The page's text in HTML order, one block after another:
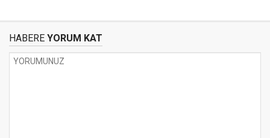
HABERE YORUM KAT